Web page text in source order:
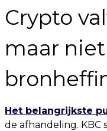
Crypto
maar
Het belangrijkste
de afhandeling. KBC